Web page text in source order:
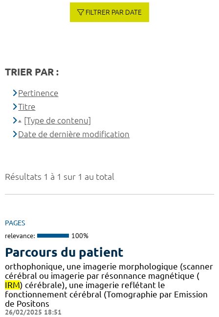
Résultats 1 à 1 sur 1 au total
PAGES
relevance: 100%
Parcours du patient
orthophonique, une imagerie morphologique (scanner
cérébral ou imagerie par résonnance magnétique (
IRM) cérébrale), une imagerie reflétant le
fonctionnement cérébral (Tomographie par Emission
de Positons
26/02/2025 18:51
FILTRER PAR DATE
TRIER PAR :
Pertinence
Titre
[Type de contenu]
Date de dernière modification